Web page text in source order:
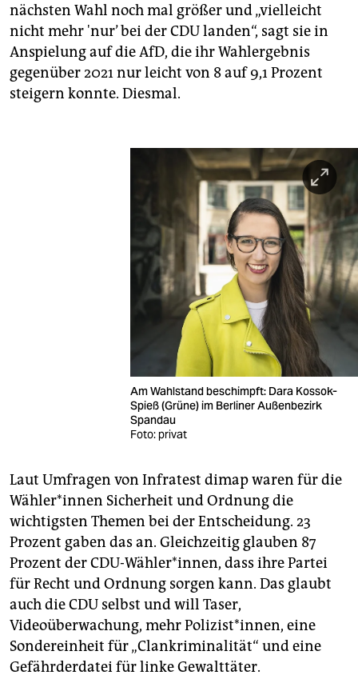
nächsten Wahl noch mal größer und „vielleicht
nicht mehr 'nur’ bei der CDU landen“, sagt sie in
Anspielung auf die AfD, die ihr Wahlergebnis
gegenüber 2021 nur leicht von 8 auf 9,1 Prozent
steigern konnte. Diesmal.
Am Wahlstand beschimpft: Dara Kossok-
Spieß (Grüne) im Berliner Außenbezirk
Spandau
Foto: privat
Laut Umfragen von Infratest dimap waren für die
Wäh­le­r*in­nen Sicherheit und Ordnung die
wichtigsten Themen bei der Entscheidung. 23
Prozent gaben das an. Gleichzeitig glauben 87
Prozent der CDU-Wähler*innen, dass ihre Partei
für Recht und Ordnung sorgen kann. Das glaubt
auch die CDU selbst und will Taser,
Videoüberwachung, mehr Polizist*innen, eine
Sondereinheit für „Clankriminalität“ und eine
Gefährderdatei für linke Gewalttäter.